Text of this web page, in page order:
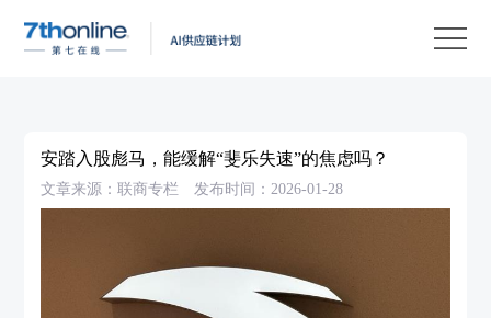
安踏入股彪马，能缓解“斐乐失速”的焦虑吗？
文章来源：联商专栏 发布时间：2026-01-28